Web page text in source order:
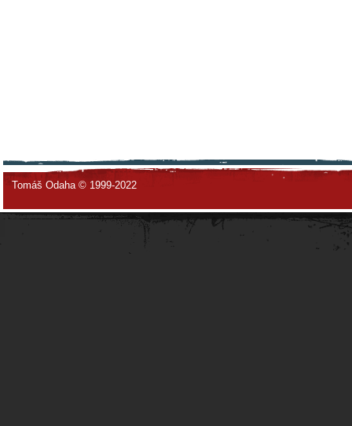
Tomáš Odaha © 1999-2022